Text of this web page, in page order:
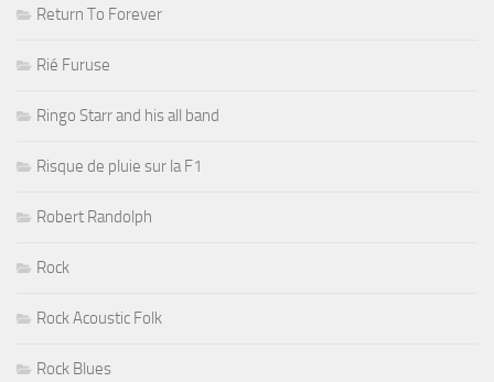
Return To Forever
Rié Furuse
Ringo Starr and his all band
Risque de pluie sur la F1
Robert Randolph
Rock
Rock Acoustic Folk
Rock Blues